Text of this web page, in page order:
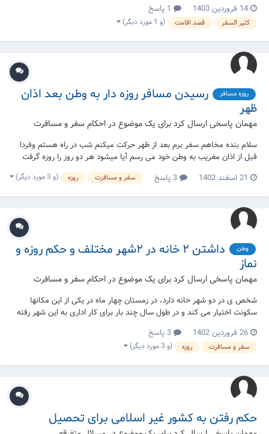
14 فروردین 1403
کثیر السفر قصد اقامت (و 1 مورد دیگر)
روزه مسافر
رسیدن مسافر روزه دار به وطن بعد اذان
ظهر
مهمان پاسخی ارسال کرد برای یک موضوع در احکام سفر و مسافرت
سلام بنده مخاهم سفر برم بعد از ظهر حرکت میکنم شب در راه هستم وفردا
قبل از اذان مغریب به وطن خود می رسم آیا میشود هر دو روز را روزه گرفت
یعنی امروز که بعد از ظهرش حرکت میکنم هم نخورم و شب هم پشوی بلند
میشم. در مسافرت بعد از روزش قبل اذان مغریب به وطن خود میرسم فرض
21 اسفند 1402 سفر و مسافرت روزه (و 3 مورد دیگر)
وطن
داشتن ۲ خانه در ۲شهر مختلف و حکم روزه و
نماز
مهمان پاسخی ارسال کرد برای یک موضوع در احکام سفر و مسافرت
شخص ی در دو شهر خانه دارد، در زمستان چهار ماه در یکی از این مکانها
سکونت اختیار می کند و در طول سال چند بار برای کار اداری به این شهر رفته
26 فروردین 1402
سفر و مسافرت روزه (و 3 مورد دیگر)
حکم رفتن به کشور غیر اسلامی برای تحصیل